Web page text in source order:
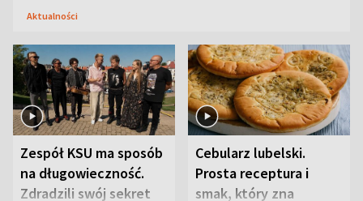
Aktualności
Zespół KSU ma sposób
na długowieczność.
Zdradzili swój sekret
Cebularz lubelski.
Prosta receptura i
smak, który zna